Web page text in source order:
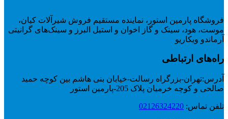
فروشگاه پارمین استور، نماینده مستقیم فروش شیرآلات کیان،
موست، هود، سینک و گاز اخوان و استیل البرز و سینک‌های گرانیتی
آرماندو ویکاریو
راه‌های ارتباطی
آدرس:تهران-بزرگراه رسالت-خیابان بنی هاشم بین کوچه حمید
صالحی و کوچه خرمیان پلاک 205-پارمین استور
تلفن تماس: 02126324220